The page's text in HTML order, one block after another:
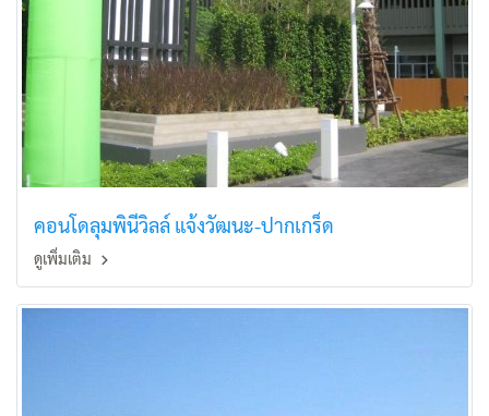
คอนโดลุมพินีวิลล์ แจ้งวัฒนะ-ปากเกร็ด
ดูเพิ่มเติม